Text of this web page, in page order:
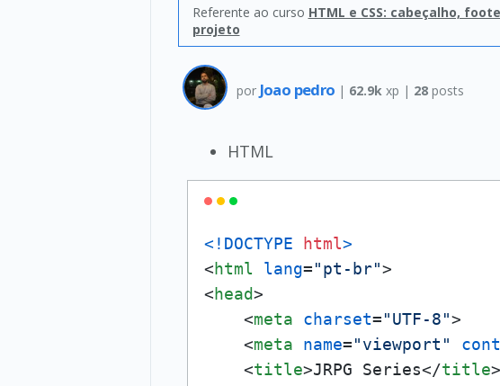
Referente ao curso HTML e CSS: cabeçalho,
projeto
por Joao pedro | 62.9k xp | 28posts
HTML
<!DOCTYPE html>
<html lang="pt-br">
<head>
<meta charset="UTF-8">
<meta name="viewport"
<title>JRPG Series</title>